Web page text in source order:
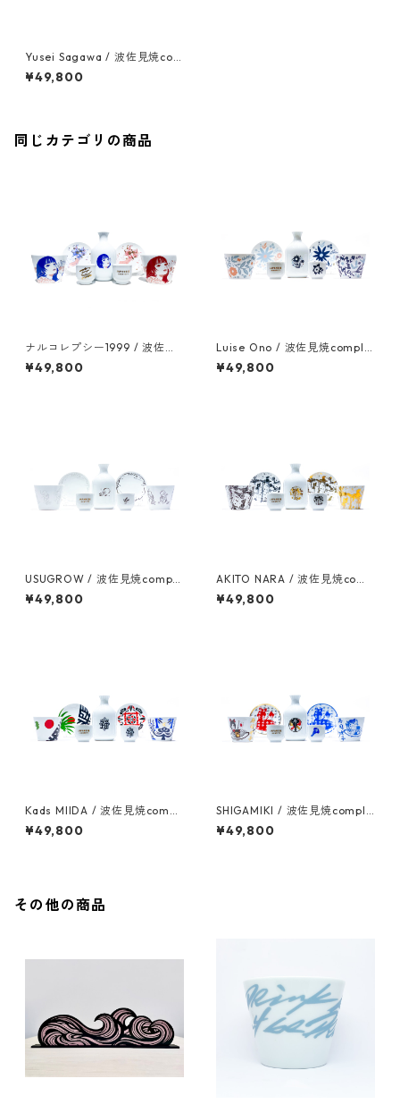
Yusei Sagawa / 波佐見焼com
plete set
¥49,800
同じカテゴリの商品
ナルコレプシー1999 / 波佐見
焼complete set
¥49,800
Luise Ono / 波佐見焼comple
te set
¥49,800
USUGROW / 波佐見焼comple
te set
¥49,800
AKITO NARA / 波佐見焼comp
lete set
¥49,800
Kads MIIDA / 波佐見焼compl
ete set
¥49,800
SHIGAMIKI / 波佐見焼comple
te set
¥49,800
その他の商品